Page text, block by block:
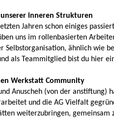
inneren Strukturen
Jahren schon einiges
uns im rollenbasierten
Selbstorganisation, ähnlich wie
als Teammitglied bist du hier
Werkstatt Community
Anuscheh (von der
und die AG Vielfalt
weiterzubringen, gemeinsam